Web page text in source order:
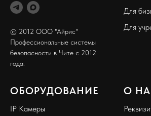
© 2012 ООО "Айрис"
Профессиональные системы
безопасности в Чите с 2012
года.
Для
Для
ОБОРУДОВАНИЕ
IP Камеры
О